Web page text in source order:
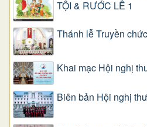
TỘI & RƯỚC LỄ 1
Thánh lễ Truyền
Khai mạc Hội nghị
Biên bản Hội nghị